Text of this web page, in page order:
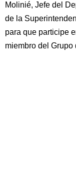
Molinié, Jefe del
de la
para que participe
miembro del Grupo